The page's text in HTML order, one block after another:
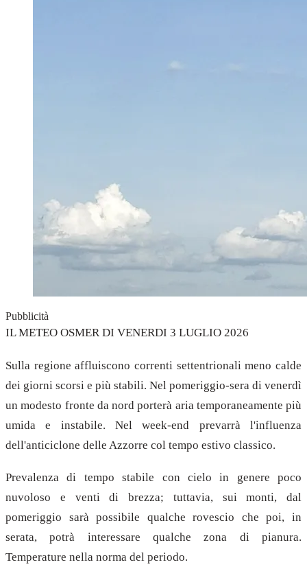
Pubblicità
IL METEO OSMER DI VENERDI 3 LUGLIO 2026
Sulla regione affluiscono correnti settentrionali meno calde
dei giorni scorsi e più stabili. Nel pomeriggio-sera di venerdì
un modesto fronte da nord porterà aria temporaneamente più
umida e instabile. Nel week-end prevarrà l'influenza
dell'anticiclone delle Azzorre col tempo estivo classico.
Prevalenza di tempo stabile con cielo in genere poco
nuvoloso e venti di brezza; tuttavia, sui monti, dal
pomeriggio sarà possibile qualche rovescio che poi, in
serata, potrà interessare qualche zona di pianura.
Temperature nella norma del periodo.